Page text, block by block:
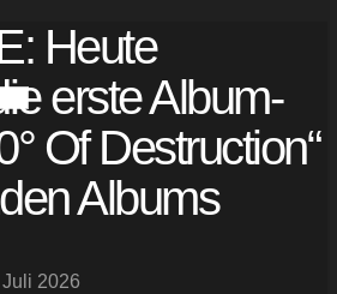
Heute
erste Album-
Of Destruction“
Albums
2026